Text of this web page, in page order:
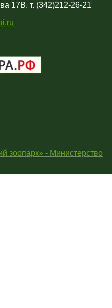
17В. т. (342)212-26-21
зоопарк» - Министерство